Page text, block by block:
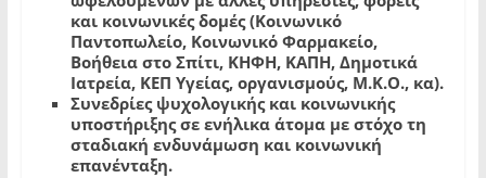
και κοινωνικές δομές (Κοινωνικό
Παντοπωλείο, Κοινωνικό Φαρμακείο,
Βοήθεια στο Σπίτι, ΚΗΦΗ, ΚΑΠΗ, Δημοτικά
Ιατρεία, ΚΕΠ Υγείας, οργανισμούς, Μ.Κ.Ο., κα).
Συνεδρίες ψυχολογικής και κοινωνικής
υποστήριξης σε ενήλικα άτομα με στόχο τη
σταδιακή ενδυνάμωση και κοινωνική
επανένταξη.